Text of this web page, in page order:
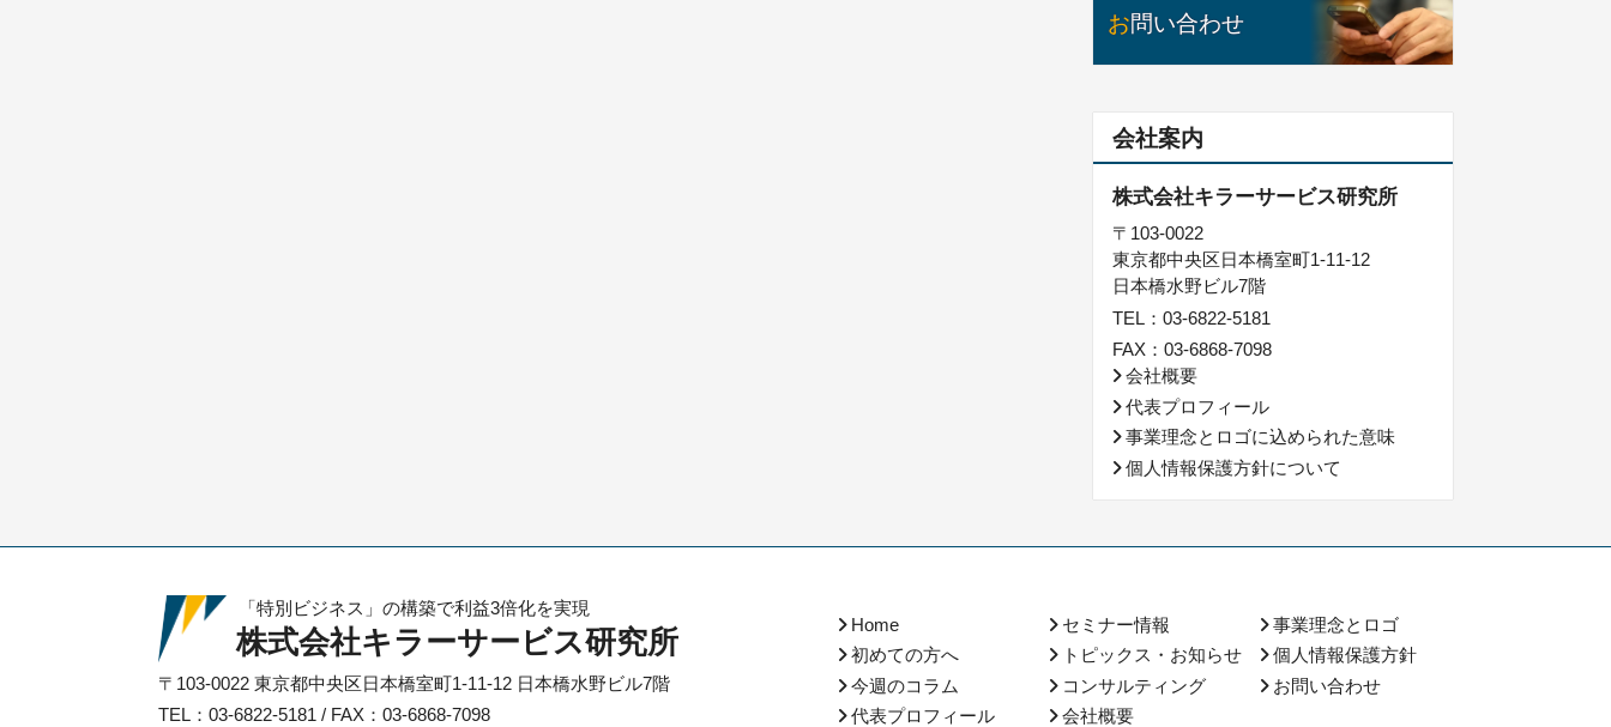
お問い合わせ
会社案内
株式会社キラーサービス研究所
〒103-0022
東京都中央区日本橋室町1-11-12
日本橋水野ビル7階
TEL：03-6822-5181
FAX：03-6868-7098
会社概要
代表プロフィール
事業理念とロゴに込められた意味
個人情報保護方針について
Home
初めての方へ
今週のコラム
代表プロフィール
セミナー情報
トピックス・お知らせ
コンサルティング
会社概要
事業理念とロゴ
個人情報保護方針
お問い合わせ
「特別ビジネス」の構築で利益3倍化を実現
株式会社キラーサービス研究所
〒103-0022 東京都中央区日本橋室町1-11-12 日本橋水野ビル7階
TEL：03-6822-5181 / FAX：03-6868-7098